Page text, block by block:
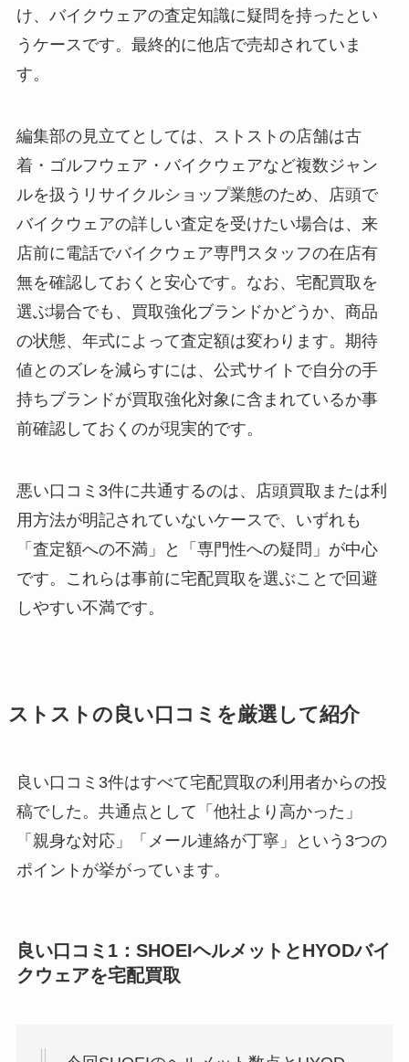
け、バイクウェアの査定知識に疑問を持ったとい
うケースです。最終的に他店で売却されていま
す。
編集部の見立てとしては、ストストの店舗は古
着・ゴルフウェア・バイクウェアなど複数ジャン
ルを扱うリサイクルショップ業態のため、店頭で
バイクウェアの詳しい査定を受けたい場合は、来
店前に電話でバイクウェア専門スタッフの在店有
無を確認しておくと安心です。なお、宅配買取を
選ぶ場合でも、買取強化ブランドかどうか、商品
の状態、年式によって査定額は変わります。期待
値とのズレを減らすには、公式サイトで自分の手
持ちブランドが買取強化対象に含まれているか事
前確認しておくのが現実的です。
悪い口コミ3件に共通するのは、店頭買取または利
用方法が明記されていないケースで、いずれも
「査定額への不満」と「専門性への疑問」が中心
です。これらは事前に宅配買取を選ぶことで回避
しやすい不満です。
ストストの良い口コミを厳選して紹介
良い口コミ3件はすべて宅配買取の利用者からの投
稿でした。共通点として「他社より高かった」
「親身な対応」「メール連絡が丁寧」という3つの
ポイントが挙がっています。
良い口コミ1：SHOEIヘルメットとHYODバイ
クウェアを宅配買取